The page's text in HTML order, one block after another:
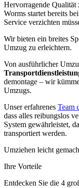
Hervorragende Qualität
Worms startet bereits
Service verzichten
Wir bieten ein breites
Umzug zu erleichtern.
Von ausführlicher
demontage – wir
Umzugs.
Unser erfahrenes Team
dass alles reibungslos
System gewährleistet,
transportiert werden.
Umziehen leicht
Ihre Vorteile
Entdecken Sie die 4